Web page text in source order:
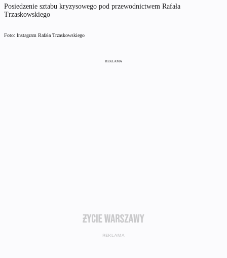
Posiedzenie sztabu kryzysowego pod przewodnictwem Rafała
Trzaskowskiego
Foto: Instagram Rafała Trzaskowskiego
REKLAMA